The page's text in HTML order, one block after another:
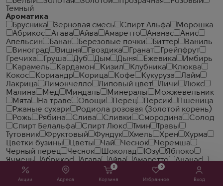
Акции Адреса
0
Корзина
0
Избранное Вход
Темный
Ароматика
Брусника
Зерновая смесь Спирт Альфа
Морошка
Абрикос
Агава Айва Амаретто Ананас
Анис
Апельсин
Банан Березовые почки Биттер
Ваниль
Виноград
Вишня Гвоздика Гранат
Грейпфрут
Гречиха
Груша Дуб Дым Дыня Ежевика
Имбирь
Карамель
Кардамон Кизил Клубника
Клюква
Кокос
Кориандр Корица Кофе Кукуруза
Лайм
Лакрица
Лимончелло Липовый цвет Личи
Люкс
Малина
Мед Миндаль Минералы
Можжевельник
Мята
На траве Овощи Перец Персик
Пшеница
Ржаные сухари
Родиола розовая (Золотой корень)
Рожь
Рябина Слива Сливки Смородина
Солод
Спирт Белальфа
Спирт Люкс Тмин
Травы
Тутовник
Фруктовый Фундук Хмель Хрен
Хурма
Цветки бузины
Цветы Чай Чеcнок
Черемша
Черный перец
Чеснок Шоколад Юзу
Яблоко
Ячмень
Абрикос Агава Айва Амаретто
Ананас
Анис
Апельсин Березовые почки
Биттер
Ваниль
Виноград Вишня Гвоздика
Гранат